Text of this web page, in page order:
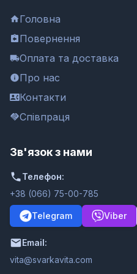
Головна
Повернення
Оплата та доставка
Про нас
Контакти
Співпраця
Зв'язок з нами
Телефон:
+38 (066) 75-00-785
Telegram Viber
Email:
moc.ativakravs@ativ